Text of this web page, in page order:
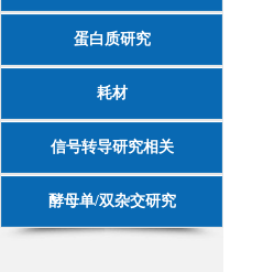
蛋白质研究
耗材
信号转导研究相关
酵母单/双杂交研究